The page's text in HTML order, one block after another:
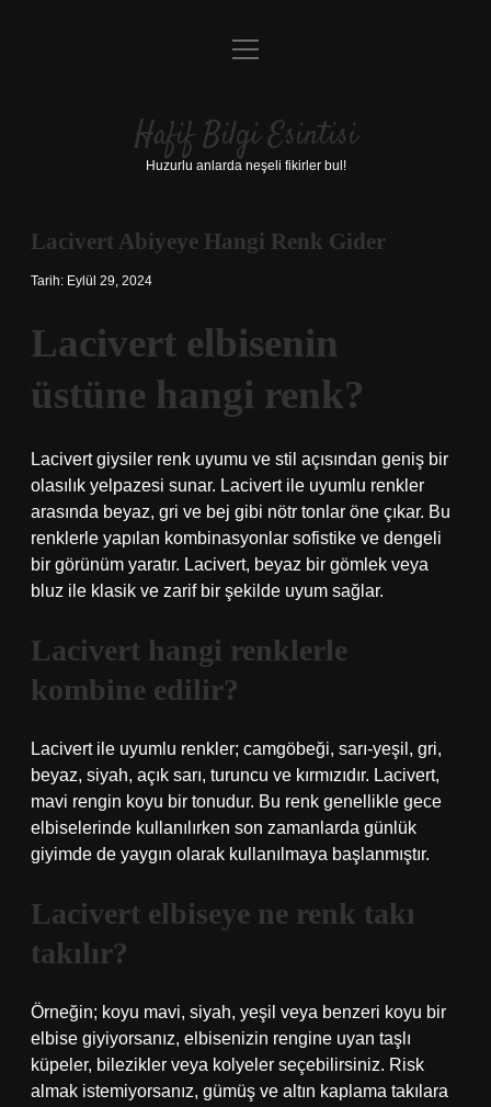
Anasayfa
Yasal Uyarı
menüyü
Hafif Bilgi Esintisi
Huzurlu anlarda neşeli fikirler bul!
Lacivert Abiyeye Hangi Renk Gider
Tarih: Eylül 29, 2024
Lacivert elbisenin
üstüne hangi renk?
Lacivert giysiler renk uyumu ve stil açısından geniş bir
olasılık yelpazesi sunar. Lacivert ile uyumlu renkler
arasında beyaz, gri ve bej gibi nötr tonlar öne çıkar. Bu
renklerle yapılan kombinasyonlar sofistike ve dengeli
bir görünüm yaratır. Lacivert, beyaz bir gömlek veya
bluz ile klasik ve zarif bir şekilde uyum sağlar.
Lacivert hangi renklerle
kombine edilir?
Lacivert ile uyumlu renkler; camgöbeği, sarı-yeşil, gri,
beyaz, siyah, açık sarı, turuncu ve kırmızıdır. Lacivert,
mavi rengin koyu bir tonudur. Bu renk genellikle gece
elbiselerinde kullanılırken son zamanlarda günlük
giyimde de yaygın olarak kullanılmaya başlanmıştır.
Lacivert elbiseye ne renk takı
takılır?
Örneğin; koyu mavi, siyah, yeşil veya benzeri koyu bir
elbise giyiyorsanız, elbisenizin rengine uyan taşlı
küpeler, bilezikler veya kolyeler seçebilirsiniz. Risk
almak istemiyorsanız, gümüş ve altın kaplama takılara